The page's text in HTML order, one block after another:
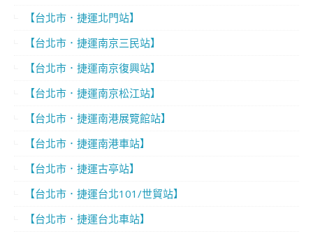
【台北市．捷運北門站】
【台北市．捷運南京三民站】
【台北市．捷運南京復興站】
【台北市．捷運南京松江站】
【台北市．捷運南港展覽館站】
【台北市．捷運南港車站】
【台北市．捷運古亭站】
【台北市．捷運台北101/世貿站】
【台北市．捷運台北車站】